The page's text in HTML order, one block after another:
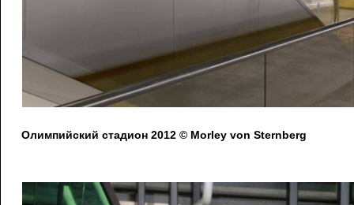
Олимпийский стадион 2012 © Morley von Sternberg